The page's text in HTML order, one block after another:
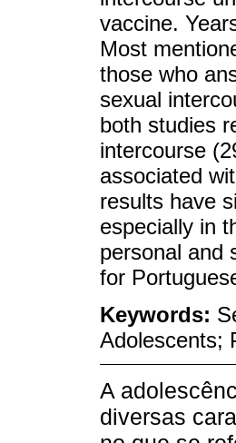
vaccine.
Most
those who
sexual
both studies
intercourse
associated
results have
especially in
personal and
for
Keywords:
Adolescents;
A
diversas